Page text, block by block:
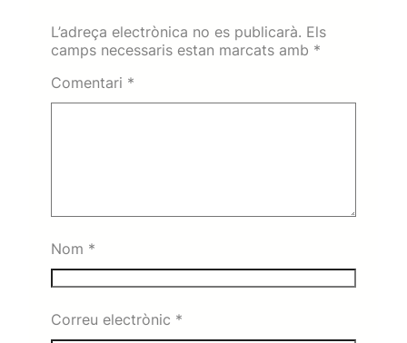
L’adreça electrònica no es publicarà. Els
camps necessaris estan marcats amb *
Comentari *
Nom *
Correu electrònic *